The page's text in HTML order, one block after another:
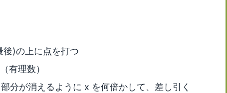
後)の上に点を打つ
有理数）
分が消えるように x を何倍かして、差し引く